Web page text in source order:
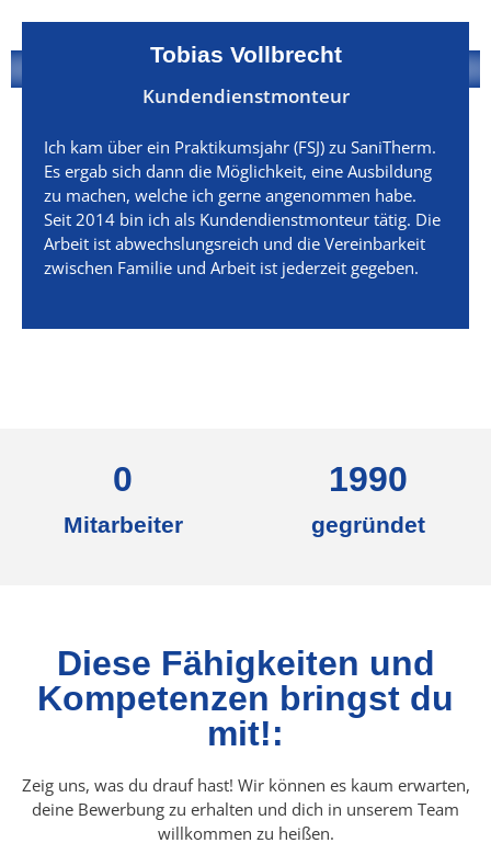
Tobias Vollbrecht
Kundendienstmonteur
Ich kam über ein Praktikumsjahr (FSJ) zu SaniTherm.
Es ergab sich dann die Möglichkeit, eine Ausbildung
zu machen, welche ich gerne angenommen habe.
Seit 2014 bin ich als Kundendienstmonteur tätig. Die
Arbeit ist abwechslungsreich und die Vereinbarkeit
zwischen Familie und Arbeit ist jederzeit gegeben.
Mitarbeiter
0
gegründet
1990
Diese Fähigkeiten und
Kompetenzen bringst du
mit!:
Zeig uns, was du drauf hast! Wir können es kaum erwarten,
deine Bewerbung zu erhalten und dich in unserem Team
willkommen zu heißen.